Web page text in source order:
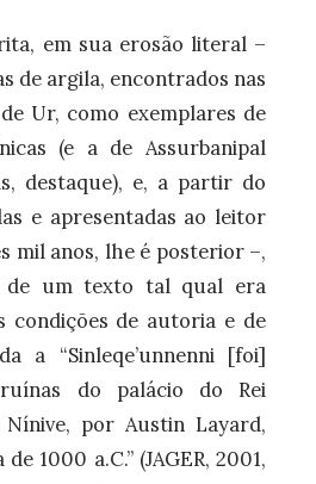
em sua erosão literal –
de argila, encontrados nas
Ur, como exemplares de
(e a de Assurbanipal
destaque), e, a partir do
e apresentadas ao leitor
mil anos, lhe é posterior –,
de um texto tal qual era
condições de autoria e de
a “Sinleqe’unnenni [foi]
do palácio do Rei
Nínive, por Austin Layard,
1000 a.C.” (JAGER, 2001,